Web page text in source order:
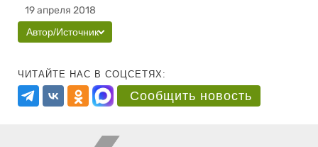
19 апреля 2018
Автор/Источник
ЧИТАЙТЕ НАС В СОЦСЕТЯХ:
Сообщить новость